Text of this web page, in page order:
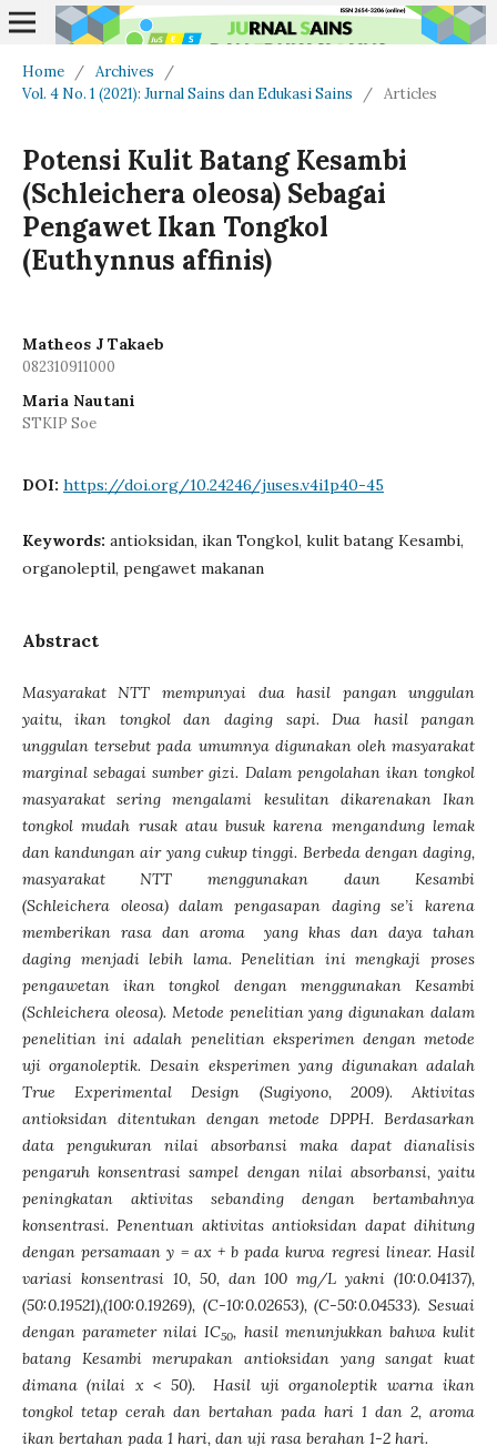
Home / Archives
/
Vol. 4 No. 1 (2021): Jurnal Sains dan Edukasi Sains
/ Articles
Potensi Kulit Batang Kesambi
(Schleichera oleosa) Sebagai
Pengawet Ikan Tongkol
(Euthynnus affinis)
Matheos J Takaeb
082310911000
Maria Nautani
STKIP Soe
DOI: https://doi.org/10.24246/juses.v4i1p40-45
Keywords: antioksidan, ikan Tongkol, kulit batang Kesambi,
organoleptil, pengawet makanan
Abstract
Masyarakat NTT mempunyai dua hasil pangan unggulan
yaitu, ikan tongkol dan daging sapi. Dua hasil pangan
unggulan tersebut pada umumnya digunakan oleh masyarakat
marginal sebagai sumber gizi. Dalam pengolahan ikan tongkol
masyarakat sering mengalami kesulitan dikarenakan Ikan
tongkol mudah rusak atau busuk karena mengandung lemak
dan kandungan air yang cukup tinggi. Berbeda dengan daging,
masyarakat NTT menggunakan daun Kesambi
(Schleichera oleosa) dalam pengasapan daging se’i karena
memberikan rasa dan aroma yang khas dan daya tahan
daging menjadi lebih lama. Penelitian ini mengkaji proses
pengawetan ikan tongkol dengan menggunakan Kesambi
(Schleichera oleosa). Metode penelitian yang digunakan dalam
penelitian ini adalah penelitian eksperimen dengan metode
uji organoleptik. Desain eksperimen yang digunakan adalah
True Experimental Design (Sugiyono, 2009). Aktivitas
antioksidan ditentukan dengan metode DPPH. Berdasarkan
data pengukuran nilai absorbansi maka dapat dianalisis
pengaruh konsentrasi sampel dengan nilai absorbansi, yaitu
peningkatan aktivitas sebanding dengan bertambahnya
konsentrasi. Penentuan aktivitas antioksidan dapat dihitung
dengan persamaan y = ax + b pada kurva regresi linear. Hasil
variasi konsentrasi 10, 50, dan 100 mg/L yakni (10:0.04137),
(50:0.19521),(100:0.19269), (C-10:0.02653), (C-50:0.04533). Sesuai
dengan parameter nilai IC50, hasil menunjukkan bahwa kulit
batang Kesambi merupakan antioksidan yang sangat kuat
dimana (nilai x < 50). Hasil uji organoleptik warna ikan
tongkol tetap cerah dan bertahan pada hari 1 dan 2, aroma
ikan bertahan pada 1 hari, dan uji rasa berahan 1-2 hari.